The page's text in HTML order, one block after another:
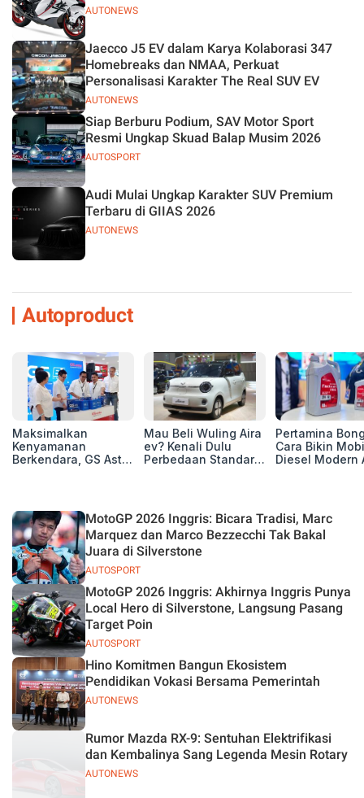
AUTONEWS
AUTONEWS
Jaecco J5 EV dalam Karya Kolaborasi 347
Homebreaks dan NMAA, Perkuat
Personalisasi Karakter The Real SUV EV
AUTOSPORT
Siap Berburu Podium, SAV Motor Sport
Resmi Ungkap Skuad Balap Musim 2026
AUTONEWS
Audi Mulai Ungkap Karakter SUV Premium
Terbaru di GIIAS 2026
Autoproduct
Maksimalkan
Kenyamanan
Berkendara, GS Astra
2026
Mau Beli Wuling Aira
ev? Kenali Dulu
Perbedaan Standard
Pertamina
Cara Bikin
Diesel Modern
AUTOSPORT
MotoGP 2026 Inggris: Bicara Tradisi, Marc
Marquez dan Marco Bezzecchi Tak Bakal
Juara di Silverstone
AUTOSPORT
MotoGP 2026 Inggris: Akhirnya Inggris Punya
Local Hero di Silverstone, Langsung Pasang
Target Poin
AUTONEWS
Hino Komitmen Bangun Ekosistem
Pendidikan Vokasi Bersama Pemerintah
AUTONEWS
Rumor Mazda RX-9: Sentuhan Elektrifikasi
dan Kembalinya Sang Legenda Mesin Rotary